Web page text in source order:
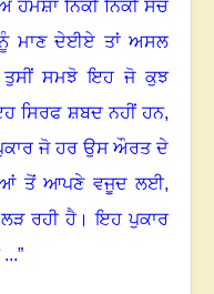
ਹਮੇਸ਼ਾ ਨਿੱਕੀ ਨਿੱਕੀ ਸੋਚ
ਮਾਣ ਦੇਈਏ ਤਾਂ ਅਸਲ
ਤੁਸੀਂ ਸਮਝੋ ਇਹ ਜੋ ਕੁਝ
ਸਿਰਫ ਸ਼ਬਦ ਨਹੀਂ ਹਨ,
ਜੋ ਹਰ ਉਸ ਔਰਤ ਦੇ
ਤੋਂ ਆਪਣੇ ਵਜੂਦ ਲਈ,
ਰਹੀ ਹੈ। ਇਹ ਪੁਕਾਰ